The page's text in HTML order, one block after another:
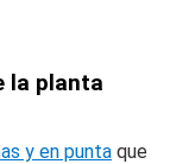
la planta
y en punta que